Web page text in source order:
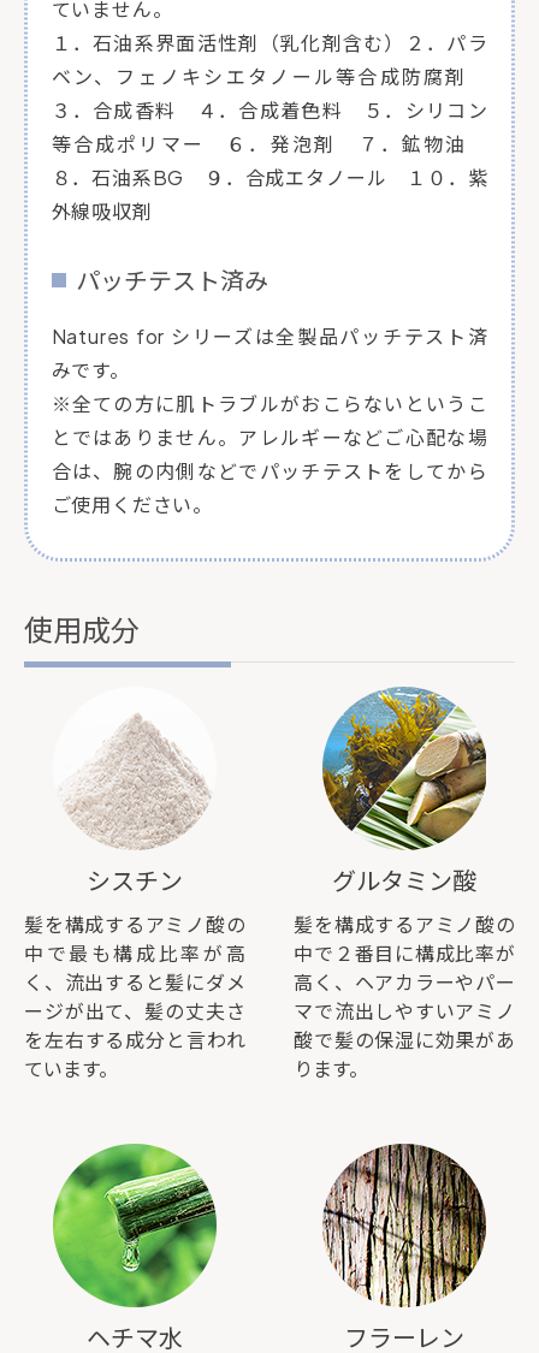
ていません。
１．石油系界面活性剤（乳化剤含む）２．パラ
ベン、フェノキシエタノール等合成防腐剤
３．合成香料 ４．合成着色料 ５．シリコン
等合成ポリマー ６．発泡剤 ７．鉱物油
８．石油系BG ９．合成エタノール １０．紫
外線吸収剤
パッチテスト済み
Natures for シリーズは全製品パッチテスト済
みです。
※全ての方に肌トラブルがおこらないというこ
とではありません。アレルギーなどご心配な場
合は、腕の内側などでパッチテストをしてから
ご使用ください。
使用成分
シスチン
髪を構成するアミノ酸の
中で最も構成比率が高
く、流出すると髪にダメ
ージが出て、髪の丈夫さ
を左右する成分と言われ
ています。
グルタミン酸
髪を構成するアミノ酸の
中で２番目に構成比率が
高く、ヘアカラーやパー
マで流出しやすいアミノ
酸で髪の保湿に効果があ
ります。
ヘチマ水 フラーレン